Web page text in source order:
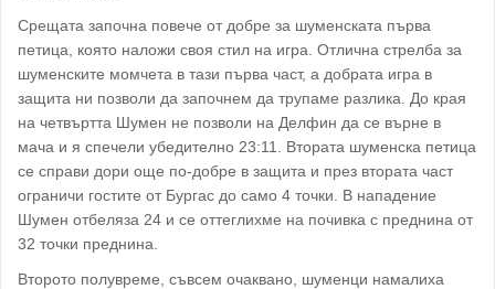
Срещата започна повече от добре за шуменската първа
петица, която наложи своя стил на игра. Отлична стрелба за
шуменските момчета в тази първа част, а добрата игра в
защита ни позволи да започнем да трупаме разлика. До края
на четвъртта Шумен не позволи на Делфин да се върне в
мача и я спечели убедително 23:11. Втората шуменска петица
се справи дори още по-добре в защита и през втората част
ограничи гостите от Бургас до само 4 точки. В нападение
Шумен отбеляза 24 и се оттеглихме на почивка с преднина от
32 точки преднина.
Второто полувреме, съвсем очаквано, шуменци намалиха